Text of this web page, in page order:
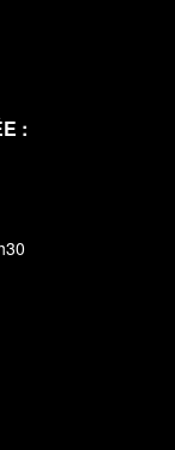
: